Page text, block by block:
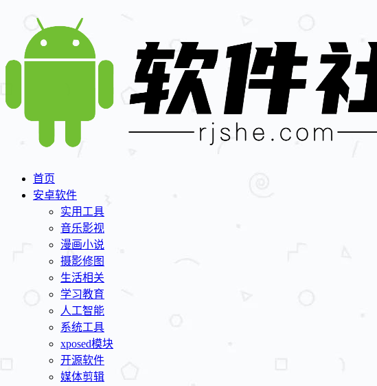
首页
安卓软件
实用工具
音乐影视
漫画小说
摄影修图
生活相关
学习教育
人工智能
系统工具
xposed模块
开源软件
媒体剪辑